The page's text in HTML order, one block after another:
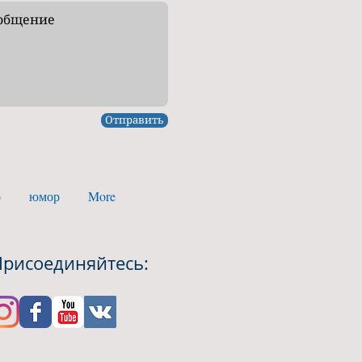
Отправить
юмор More